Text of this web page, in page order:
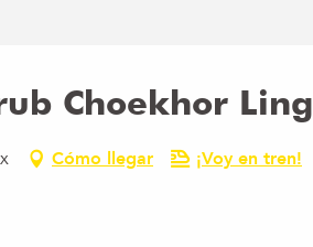
Choekhor Ling
Cómo llegar ¡Voy en tren!